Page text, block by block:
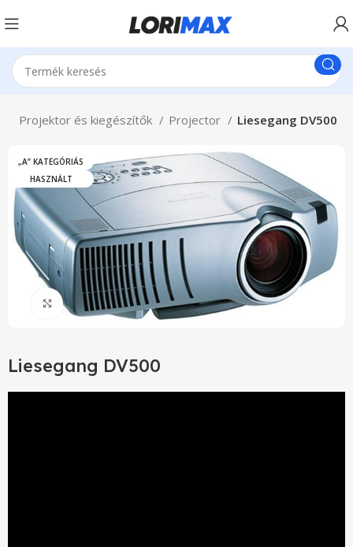
Projektor és kiegészítők Projector Liesegang DV500
„A” KATEGÓRIÁS
HASZNÁLT
Click to enlarge
Liesegang DV500